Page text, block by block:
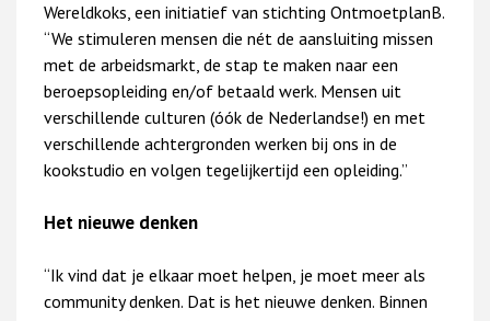
Wereldkoks, een initiatief van stichting OntmoetplanB.
“We stimuleren mensen die nét de aansluiting missen
met de arbeidsmarkt, de stap te maken naar een
beroepsopleiding en/of betaald werk. Mensen uit
verschillende culturen (óók de Nederlandse!) en met
verschillende achtergronden werken bij ons in de
kookstudio en volgen tegelijkertijd een opleiding.”
Het nieuwe denken
“Ik vind dat je elkaar moet helpen, je moet meer als
community denken. Dat is het nieuwe denken. Binnen